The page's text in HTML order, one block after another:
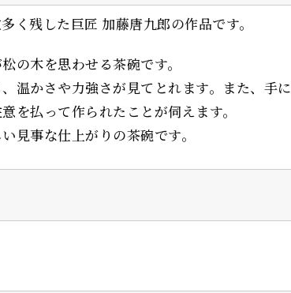
く残した巨匠 加藤唐九郎の作品です。
の木を思わせる茶碗です。
温かさや力強さが見てとれます。また、手に
を払って作られたことが伺えます。
見事な仕上がりの茶碗です。